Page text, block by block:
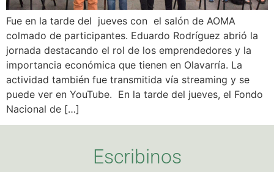
Fue en la tarde del jueves con el salón de AOMA
colmado de participantes. Eduardo Rodríguez abrió la
jornada destacando el rol de los emprendedores y la
importancia económica que tienen en Olavarría. La
actividad también fue transmitida vía streaming y se
puede ver en YouTube. En la tarde del jueves, el Fondo
Nacional de […]
Escribinos